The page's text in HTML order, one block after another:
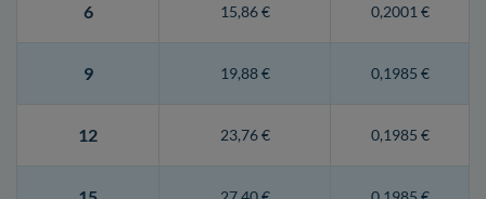
6 15,86 € 0,2001 €
9 19,88 € 0,1985 €
12 23,76 € 0,1985 €